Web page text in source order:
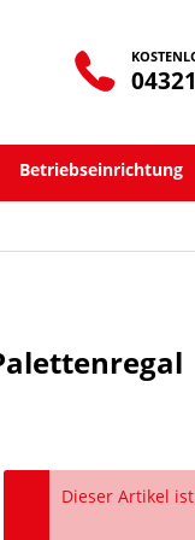
Betriebseinrichtung
Dieser Artikel